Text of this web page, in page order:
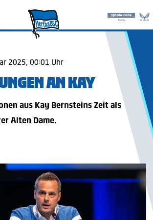
2025, 00:01 Uhr
AN KAY
aus Kay Bernsteins Zeit als
Alten Dame.